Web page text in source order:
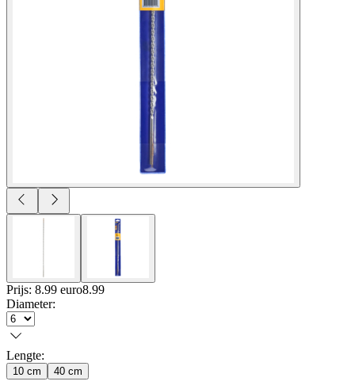
Prijs: 8.99 euro8.99
Diameter:
Lengte:
10 cm 40 cm